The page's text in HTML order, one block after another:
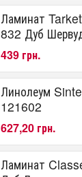
Ламинат
832 Дуб
439 грн.
Линолеум
121602
627,20 грн.
Ламинат